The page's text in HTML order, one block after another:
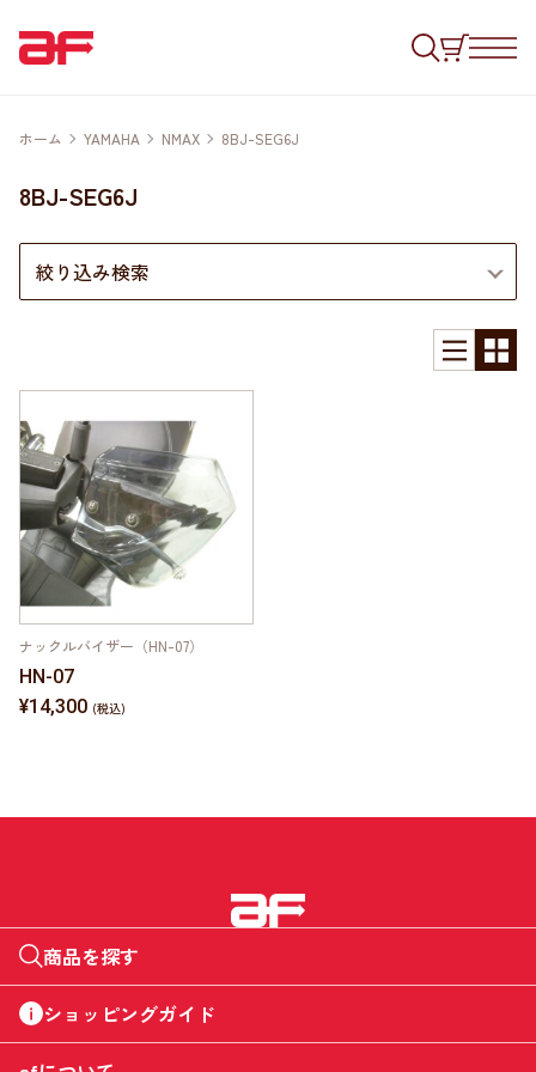
ホーム YAMAHA NMAX 8BJ-SEG6J
8BJ-SEG6J
絞り込み検索
ナックルバイザー（HN-07）
HN-07
¥14,300
商品を探す
ショッピングガイド